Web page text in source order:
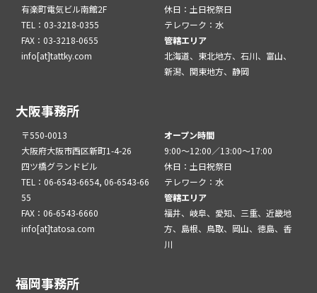
有楽町電気ビル南館2F
TEL：03-3218-0355
FAX：03-3218-0655
info[at]tattky.com
休日：土日祝祭日
テレワーク：水
管轄エリア
北海道、東北地方、石川、富山、
新潟、関東地方、静岡
大阪事務所
〒550-0013
大阪府大阪市西区新町1-4-26
四ツ橋グランドビル
TEL：06-6543-6654, 06-6543-66
55
FAX：06-6543-6660
info[at]tatosa.com
オープン時間
9:00～12:00／13:00～17:00
休日：土日祝祭日
テレワーク：水
管轄エリア
福井、岐阜、愛知、三重、近畿地
方、島根、鳥取、岡山、徳島、香
川
福岡事務所